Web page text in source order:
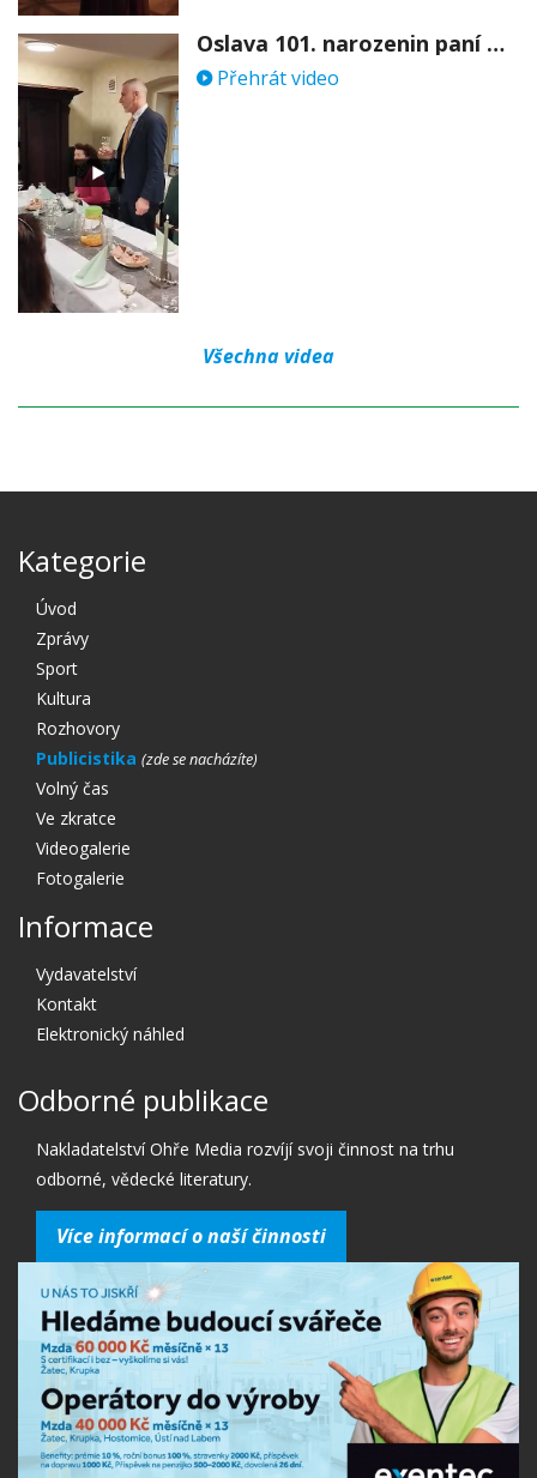
Oslava 101. narozenin paní Věry Skořepové
Přehrát video
Všechna videa
Kategorie
Úvod
Zprávy
Sport
Kultura
Rozhovory
Publicistika
Volný čas
Ve zkratce
Videogalerie
Fotogalerie
Informace
Vydavatelství
Kontakt
Elektronický náhled
Odborné publikace
Nakladatelství Ohře Media rozvíjí svoji činnost na trhu
odborné, vědecké literatury.
Více informací o naší činnosti